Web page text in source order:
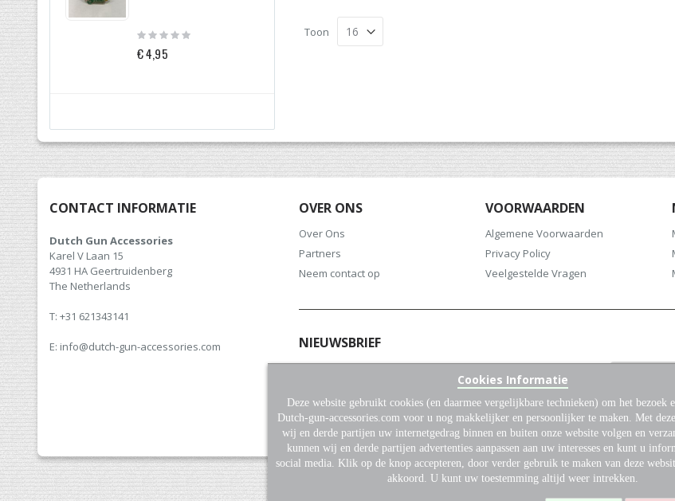
Toon
Rating:
0%
€ 4,95
Rating:
0%
CONTACT INFORMATIE
Dutch Gun Accessories
Karel V Laan 15
4931 HA Geertruidenberg
The Netherlands
T: +31 621343141
E: info@dutch-gun-accessories.com
OVER ONS
Over Ons
Partners
Neem contact op
VOORWAARDEN
Algemene Voorwaarden
Privacy Policy
Veelgestelde Vragen
NIEUWSBRIEF
hoogte van het laatste nieuws en aanbiedingen.
Abonneer
u
op
onze
nieuwsbrief
© 2026 Dutch Gun Accessories. Alle rechten voorbehouden.
Cookies Informatie
Deze website gebruikt cookies (en daarmee vergelijkbare technieken) om het bezoek
Dutch-gun-accessories.com voor u nog makkelijker en persoonlijker te maken. Met
wij en derde partijen uw internetgedrag binnen en buiten onze website volgen en
kunnen wij en derde partijen advertenties aanpassen aan uw interesses en kunt u
social media. Klik op de knop accepteren, door verder gebruik te maken van deze
akkoord. U kunt uw toestemming altijd weer intrekken.